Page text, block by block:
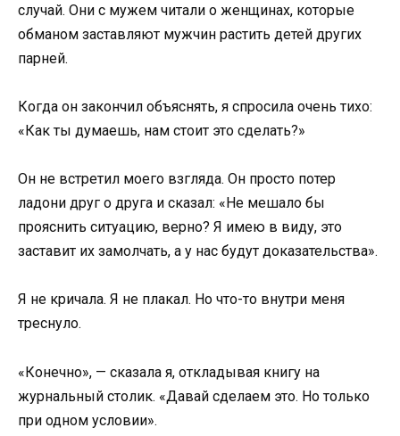
случай. Они с мужем читали о женщинах, которые
обманом заставляют мужчин растить детей других
парней.
Когда он закончил объяснять, я спросила очень тихо:
«Как ты думаешь, нам стоит это сделать?»
Он не встретил моего взгляда. Он просто потер
ладони друг о друга и сказал: «Не мешало бы
прояснить ситуацию, верно? Я имею в виду, это
заставит их замолчать, а у нас будут доказательства».
Я не кричала. Я не плакал. Но что-то внутри меня
треснуло.
«Конечно», — сказала я, откладывая книгу на
журнальный столик. «Давай сделаем это. Но только
при одном условии».